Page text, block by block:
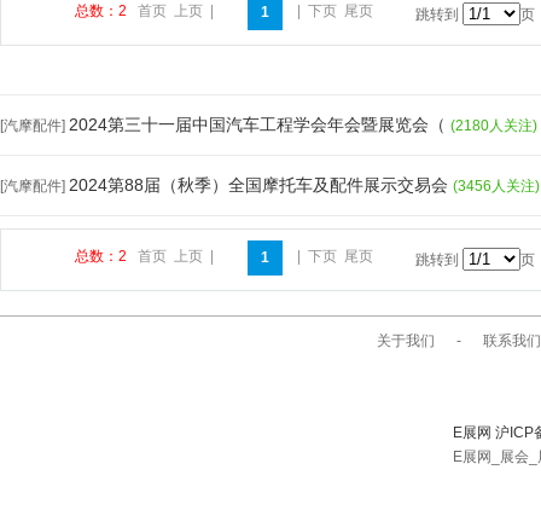
总数：2 首页 上页 1 下页 尾页 跳转到 页
[汽摩配件] 2024第三十一届中国汽车工程学会年会暨展览会（ (2180人关注)
[汽摩配件] 2024第88届（秋季）全国摩托车及配件展示交易会 (3456人关注)
总数：2 首页 上页 1 下页 尾页 跳转到 页
关于我们 - 联系我们
E展网 沪
E展网_展会